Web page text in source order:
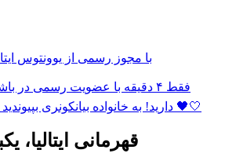
با مجوز رسمی از یوونتوس
دارید! به خانواده بیانکونری بپیوندید و بخشی از افتخار باشید 🖤🤍
قهرمانی ایتالیا،